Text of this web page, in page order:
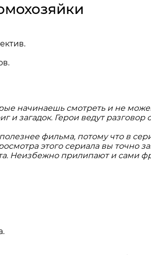
начинаешь смотреть и не
и загадок. Герои ведут
фильма, потому что в
этого сериала вы точно
Неизбежно прилипают и сами